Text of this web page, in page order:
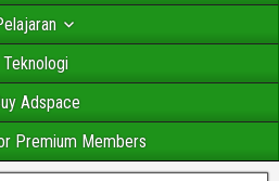
Teknologi
Adspace
Premium Members